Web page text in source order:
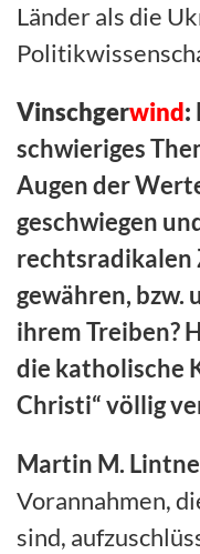
Länder als die
Vinschgerwind:
schwieriges
Augen der
geschwiegen
rechtsradikalen
gewähren, bzw.
ihrem Treiben?
die katholische
Christi“ völlig
Martin M.
Vorannahmen,
sind,